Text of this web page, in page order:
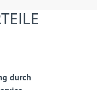
durch